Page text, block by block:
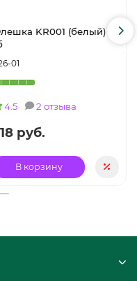
KR001 (белый) 4
01
4.5 2 отзыва
руб.
В корзину